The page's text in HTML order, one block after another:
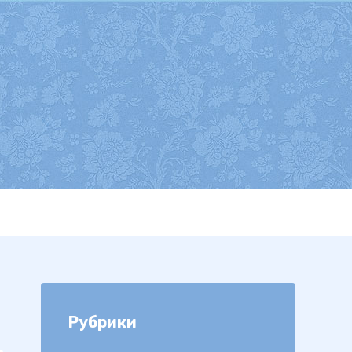
Рубрики